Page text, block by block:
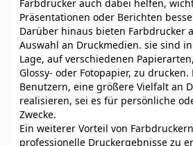
Farbdrucker auch dabei helfen,
Präsentationen oder Berichten
Darüber hinaus bieten Farbdrucker
Auswahl an Druckmedien. sie sind
Lage, auf verschiedenen
Glossy- oder Fotopapier, zu
Benutzern, eine größere Vielfalt an
realisieren, sei es für persönliche
Zwecke.
Ein weiterer Vorteil von
professionelle Druckergebnisse zu